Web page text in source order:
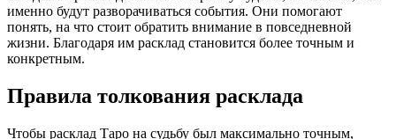
именно будут разворачиваться события. Они помогают
понять, на что стоит обратить внимание в повседневной
жизни. Благодаря им расклад становится более точным и
конкретным.
Правила толкования расклада
Чтобы расклад Таро на судьбу был максимально точным,